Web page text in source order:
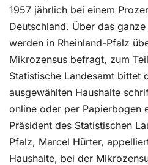
1957 jährlich bei einem
Deutschland. Über das
werden in Rheinland-Pfalz
Mikrozensus befragt, zum
Statistische Landesamt bittet
ausgewählten Haushalte
online oder per Papierbogen
Präsident des Statistischen
Pfalz, Marcel Hürter,
Haushalte, bei der